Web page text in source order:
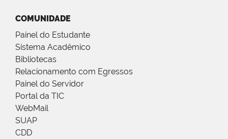
COMUNIDADE
Painel do Estudante
Sistema Acadêmico
Bibliotecas
Relacionamento com Egressos
Painel do Servidor
Portal da TIC
WebMail
SUAP
CDD